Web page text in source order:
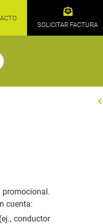
SOLICITAR FACTURA
cuenta:
conductor